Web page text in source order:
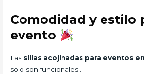
Comodidad y estilo
evento
Las sillas acojinadas para eventos
solo son funcionales…